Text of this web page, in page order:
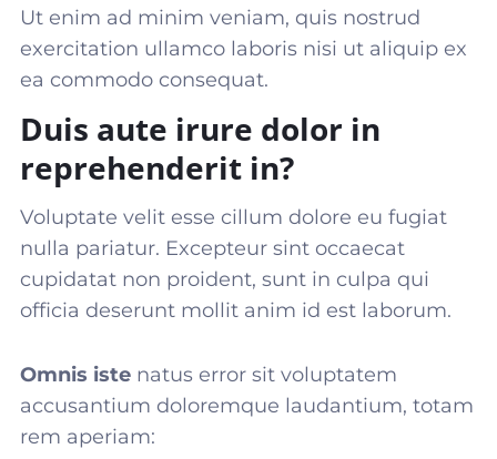
Ut enim ad minim veniam, quis nostrud
exercitation ullamco laboris nisi ut aliquip ex
ea commodo consequat.
Duis aute irure dolor in
reprehenderit in?
Voluptate velit esse cillum dolore eu fugiat
nulla pariatur. Excepteur sint occaecat
cupidatat non proident, sunt in culpa qui
officia deserunt mollit anim id est laborum.
Omnis iste natus error sit voluptatem
accusantium doloremque laudantium, totam
rem aperiam: